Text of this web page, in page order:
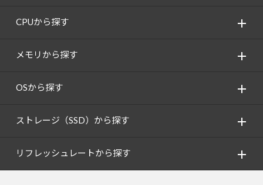
CPUから探す
メモリから探す
OSから探す
ストレージ（SSD）から探す
リフレッシュレートから探す